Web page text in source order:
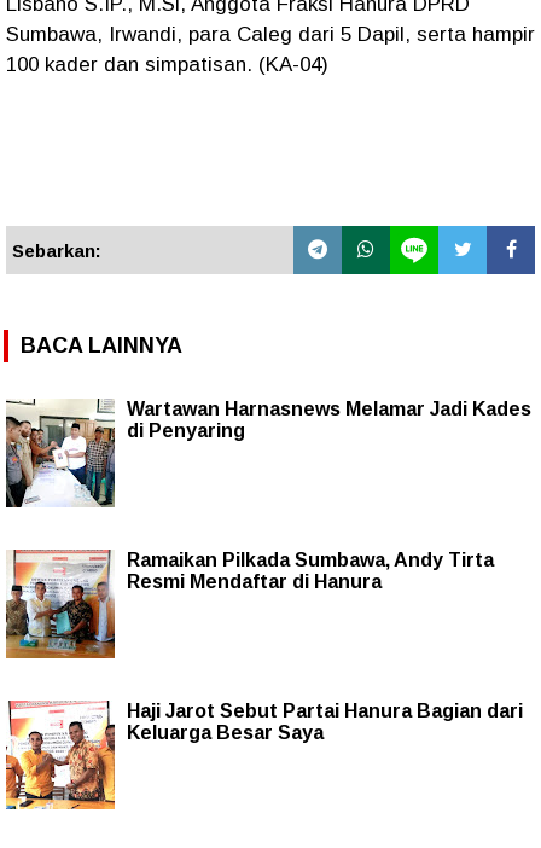
Sumbawa, Irwandi, para Caleg dari 5 Dapil, serta hampir
100 kader dan simpatisan. (KA-04)
Sebarkan:
BACA LAINNYA
Wartawan Harnasnews Melamar Jadi Kades
di Penyaring
Ramaikan Pilkada Sumbawa, Andy Tirta
Resmi Mendaftar di Hanura
Haji Jarot Sebut Partai Hanura Bagian dari
Keluarga Besar Saya